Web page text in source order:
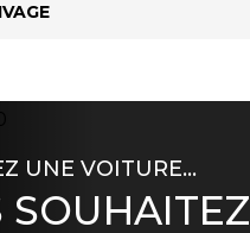
UNE VOITURE…
SOUHAITEZ